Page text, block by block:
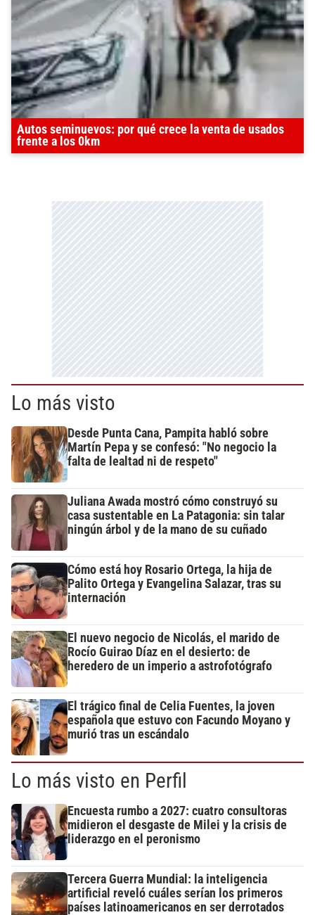
Autos seminuevos: por qué crece la venta de usados
frente a los 0km
Lo más visto
Desde Punta Cana, Pampita habló sobre
Martín Pepa y se confesó: "No negocio la
falta de lealtad ni de respeto"
Juliana Awada mostró cómo construyó su
casa sustentable en La Patagonia: sin talar
ningún árbol y de la mano de su cuñado
Cómo está hoy Rosario Ortega, la hija de
Palito Ortega y Evangelina Salazar, tras su
internación
El nuevo negocio de Nicolás, el marido de
Rocío Guirao Díaz en el desierto: de
heredero de un imperio a astrofotógrafo
El trágico final de Celia Fuentes, la joven
española que estuvo con Facundo Moyano y
murió tras un escándalo
Lo más visto en Perfil
Encuesta rumbo a 2027: cuatro consultoras
midieron el desgaste de Milei y la crisis de
liderazgo en el peronismo
Tercera Guerra Mundial: la inteligencia
artificial reveló cuáles serían los primeros
países latinoamericanos en ser derrotados